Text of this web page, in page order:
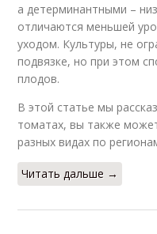
а детерминантными –
отличаются меньшей
уходом. Культуры, не
подвязке, но при этом
плодов.
В этой статье мы
томатах, вы также
разных видах по
Читать дальше →